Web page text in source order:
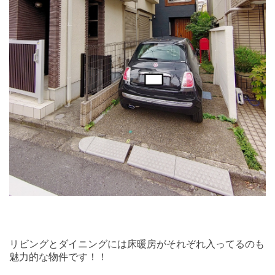
リビングとダイニングには床暖房がそれぞれ入ってるのも
魅力的な物件です！！